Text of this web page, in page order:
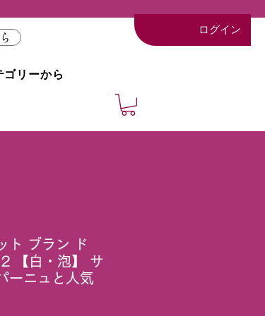
ログイン
ゴリーから
ト ブラン ド
【白・泡】 サ
ーニュと人気